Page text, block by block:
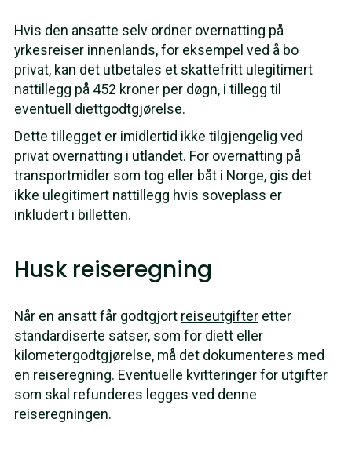
Hvis den ansatte selv ordner overnatting på
yrkesreiser innenlands, for eksempel ved å bo
privat, kan det utbetales et skattefritt ulegitimert
nattillegg på 452 kroner per døgn, i tillegg til
eventuell diettgodtgjørelse.
Dette tillegget er imidlertid ikke tilgjengelig ved
privat overnatting i utlandet. For overnatting på
transportmidler som tog eller båt i Norge, gis det
ikke ulegitimert nattillegg hvis soveplass er
inkludert i billetten.
Husk reiseregning
Når en ansatt får godtgjort reiseutgifteretter
standardiserte satser, som for diett eller
kilometergodtgjørelse, må det dokumenteres med
en reiseregning. Eventuelle kvitteringer for utgifter
som skal refunderes legges ved denne
reiseregningen.